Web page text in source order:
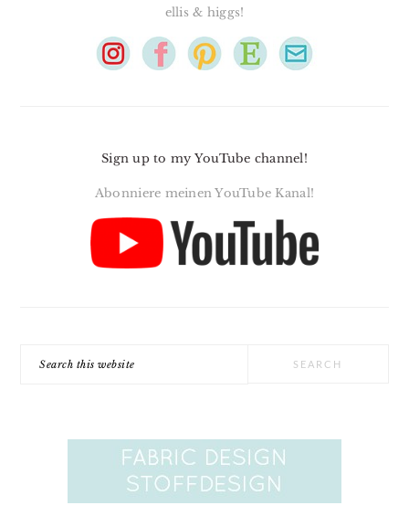
ellis & higgs!
Sign up to my YouTube channel!
Abonniere meinen YouTube Kanal!